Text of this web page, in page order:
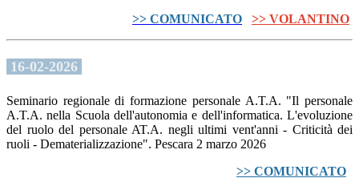
>> COMUNICATO
>> VOLANTINO
16-02-2026
Seminario regionale di formazione personale A.T.A. "Il personale
A.T.A. nella Scuola dell'autonomia e dell'informatica. L'evoluzione
del ruolo del personale AT.A. negli ultimi vent'anni - Criticità dei
ruoli - Dematerializzazione". Pescara 2 marzo 2026
>> COMUNICATO